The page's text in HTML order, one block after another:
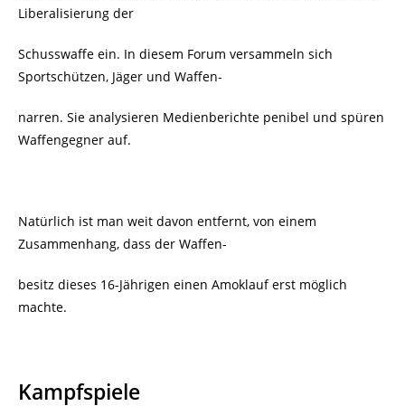
Liberalisierung der
Schusswaffe ein. In diesem Forum versammeln sich
Sportschützen, Jäger und Waffen-
narren. Sie analysieren Medienberichte penibel und spüren
Waffengegner auf.
Natürlich ist man weit davon entfernt, von einem
Zusammenhang, dass der Waffen-
besitz dieses 16-Jährigen einen Amoklauf erst möglich
machte.
Kampfspiele